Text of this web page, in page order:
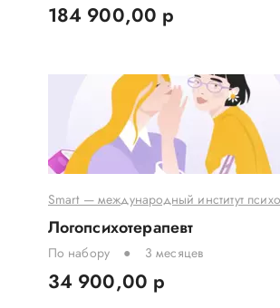
184 900,00 р
Smart — международный институт
Логопсихотерапевт
По набору 3 месяцев
34 900,00 р